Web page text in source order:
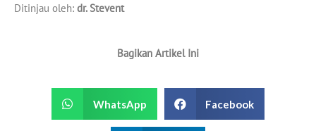
Ditinjau oleh: dr. Stevent
Bagikan Artikel Ini
WhatsApp Facebook